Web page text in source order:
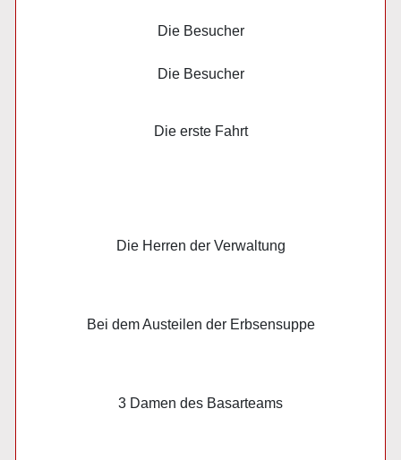
Die Besucher
Die Besucher
Die erste Fahrt
Die Herren der Verwaltung
Bei dem Austeilen der Erbsensuppe
3 Damen des Basarteams